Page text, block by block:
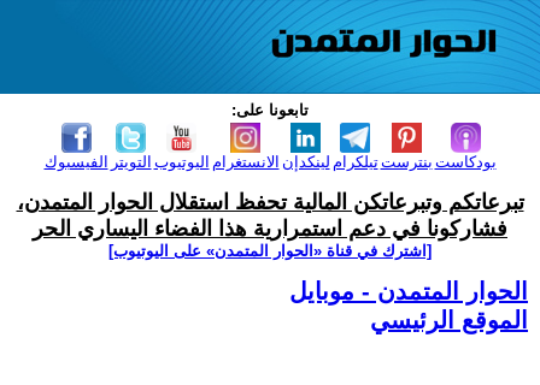
تابعونا على:
الفيسبوك التويتر اليوتيوب الانستغرام لينكدإن تيلكرامبنترست بودكاست
تبرعاتكم وتبرعاتكن المالية تحفظ استقلال الحوار المتمدن،
فشاركونا في دعم استمرارية هذا الفضاء اليساري الحر
[اشترك في قناة ‫«الحوار المتمدن» على اليوتيوب]
الحوار المتمدن - موبايل
الموقع الرئيسي